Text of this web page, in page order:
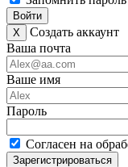
Войти
X
Создать аккаунт
Ваша почта
Ваше имя
Пароль
Согласен на
Зарегистрироваться